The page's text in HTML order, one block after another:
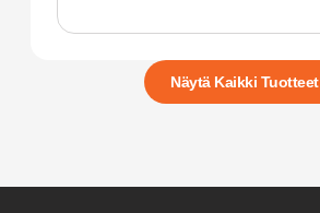
Näytä Kaikki Tuotteet